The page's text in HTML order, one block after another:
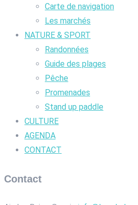
Carte de navigation
Les marchés
NATURE & SPORT
Randonnées
Guide des plages
Pêche
Promenades
Stand up paddle
CULTURE
AGENDA
CONTACT
Contact